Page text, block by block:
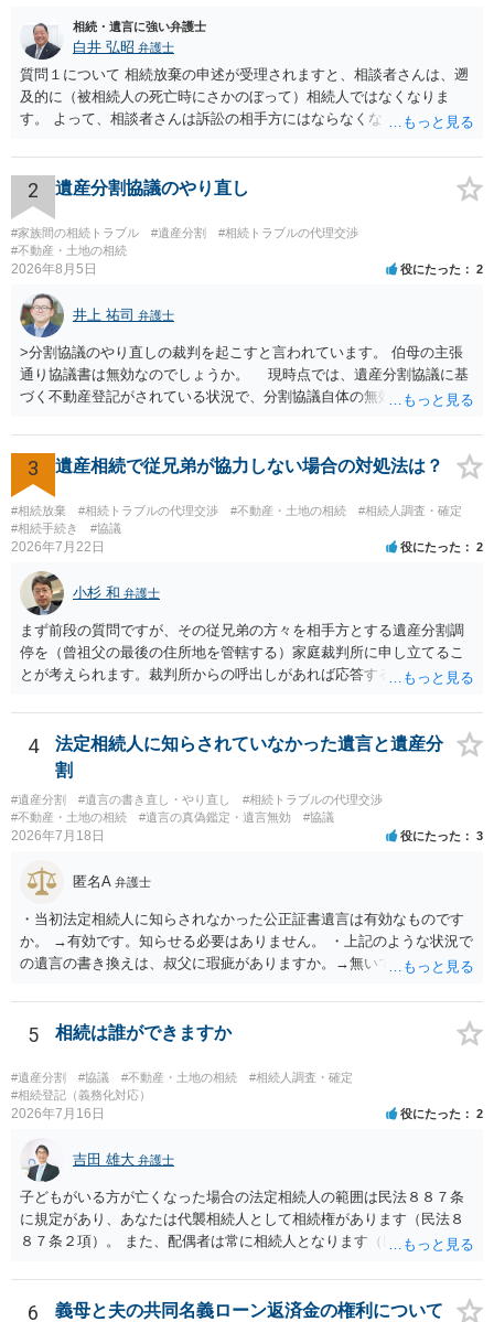
相続・遺言に強い弁護士
白井 弘昭 弁護士
質問１について 相続放棄の申述が受理されますと、相談者さんは、遡
及的に（被相続人の死亡時にさかのぼって）相続人ではなくなりま
す。 よって、相談者さんは訴訟の相手方にはならなくなるので（明け
理証明を家庭裁判所で取得し、コピーを答弁書に添えて裁判所に提出
してください。 質問２について 請求棄却を求める答弁書を提出すれ
ば、第１回期日は出席する必要がありません。その日は差支え（用事
があり出席できない）との記載で十分です。 質問３について 弁護士で
はないので、ｍｉｎｔｓでの提出の必要は無いと思います。郵送（期
限までに届けばよい）で十分です。 詳細は、書面記載の裁判所書記官
にお問い合わせください。 以上、ご参考まで。
2 遺産分割協議のやり直し
#家族間の相続トラブル #遺産分割
#相続トラブルの代理交渉
#不動産・土地の相続
2026年8月5日 役にたった 2
井上 祐司 弁護士
>分割協議のやり直しの裁判を起こすと言われています。 伯母の主張
通り協議書は無効なのでしょうか。 現時点では、遺産分割協議に基
づく不動産登記がされている状況で、分割協議自体の無効を裁判所が
方の訴訟の主張及び立証次第ですが、 ・御祖母様の認知能力に関する
医師の意見書、筆跡鑑定 が提出されればその効力が否定される可能性
はありますが、 ・伯母様自身が分割協議に加わっていること ・御祖母
様の意に反する遺産分割協議を行う実益が誰にあったかの立証が困難
であること からすると、実際に遺産分割協議の効力が否定される可能
性はそれほど高くない（立証のハードルは非常に高い）ということが
言えると思います。
3 遺産相続で従兄弟が協力しない場合の対処法は？
#相続放棄 #相続トラブルの代理交渉 #不動産・土地の相続
#相続人調査・確定
#相続手続き
#協議
2026年7月22日 役にたった 2
小杉 和 弁護士
まず前段の質問ですが、その従兄弟の方々を相手方とする遺産分割調
停を（曾祖父の最後の住所地を管轄する）家庭裁判所に申し立てるこ
とが考えられます。裁判所からの呼出しがあれば応答する可能性がま
能と思われます。時間が思った以上にないので必要書類をてきぱきと
揃える必要があります。その点是非御注意ください。
4
法定相続人に知らされていなかった遺言と遺産分
割
#遺産分割 #遺言の書き直し・やり直し
#相続トラブルの代理交渉
#不動産・土地の相続
#遺言の真偽鑑定・遺言無効 #協議
2026年7月18日 役にたった 3
匿名A 弁護士
・当初法定相続人に知らされなかった公正証書遺言は有効なものです
か。 →有効です。知らせる必要はありません。 ・上記のような状況で
の遺言の書き換えは、叔父に瑕疵がありますか。→無いです。 ・分割
ますか。 →本人が自由に決められますので、どこが妥当とは言えない
です。客観的な基準もありません。 ・できれば穏やかに、分割を拒否
ないということでしょうか。遺言で、受取を指定されててもいらない
と拒否することはできます。理由を説明する必要はありません。
5 相続は誰ができますか
#遺産分割 #協議 #不動産・土地の相続
#相続人調査・確定
#相続登記（義務化対応）
2026年7月16日 役にたった 2
吉田 雄大 弁護士
子どもがいる方が亡くなった場合の法定相続人の範囲は民法８８７条
に規定があり、あなたは代襲相続人として相続権があります（民法８
８７条２項）。 また、配偶者は常に相続人となります（民法８９０
も相続権があります。つまり、孫５人に加えて「おじ又はおば」にも
相続権がある可能性があります。
6 義母と夫の共同名義ローン返済金の権利について